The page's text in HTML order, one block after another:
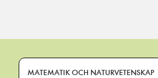
MATEMATIK OCH NATURVETENSKAP